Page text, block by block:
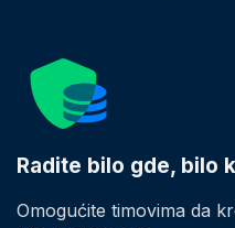
Radite bilo gde, bilo
Omogućite timovima da